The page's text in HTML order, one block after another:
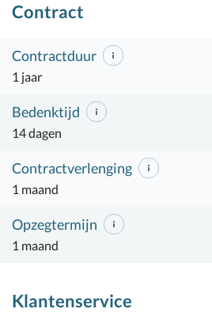
Contract
Contractduur
1 jaar
Bedenktijd
14 dagen
Contractverlenging
1 maand
Opzegtermijn
1 maand
Klantenservice